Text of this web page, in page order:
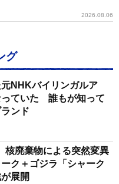
2026.08.06
グ
NHKバイリンガルア
ていた 誰もが知って
ンド
核廃棄物による突然変異
ク＋ゴジラ「シャーク
展開